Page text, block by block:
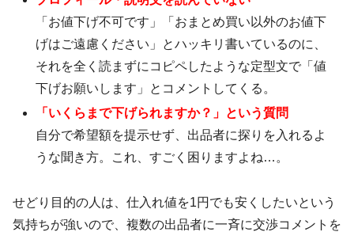
「お値下げ不可です」「おまとめ買い以外のお値下
げはご遠慮ください」とハッキリ書いているのに、
それを全く読まずにコピペしたような定型文で「値
下げお願いします」とコメントしてくる。
「いくらまで下げられますか？」という質問
自分で希望額を提示せず、出品者に探りを入れるよ
うな聞き方。これ、すごく困りますよね…。
せどり目的の人は、仕入れ値を1円でも安くしたいという
気持ちが強いので、 複数の出品者に一斉に交渉コメントを